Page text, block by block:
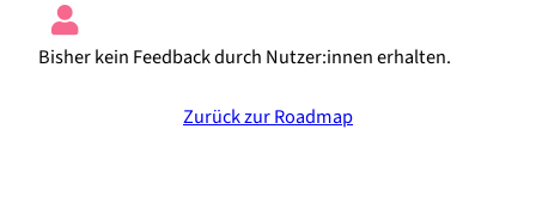
Bisher kein Feedback durch Nutzer:innen erhalten.
Zurück zur Roadmap